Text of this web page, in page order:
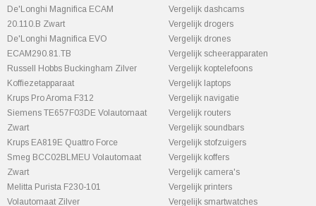
De'Longhi Magnifica ECAM
20.110.B Zwart
De'Longhi Magnifica EVO
ECAM290.81.TB
Russell Hobbs Buckingham Zilver
Koffiezetapparaat
Krups Pro Aroma F312
Siemens TE657F03DE Volautomaat
Zwart
Krups EA819E Quattro Force
Smeg BCC02BLMEU Volautomaat
Zwart
Melitta Purista F230-101
Volautomaat Zilver
Vergelijk dashcams
Vergelijk drogers
Vergelijk drones
Vergelijk scheerapparaten
Vergelijk koptelefoons
Vergelijk laptops
Vergelijk navigatie
Vergelijk routers
Vergelijk soundbars
Vergelijk stofzuigers
Vergelijk koffers
Vergelijk camera's
Vergelijk printers
Vergelijk smartwatches